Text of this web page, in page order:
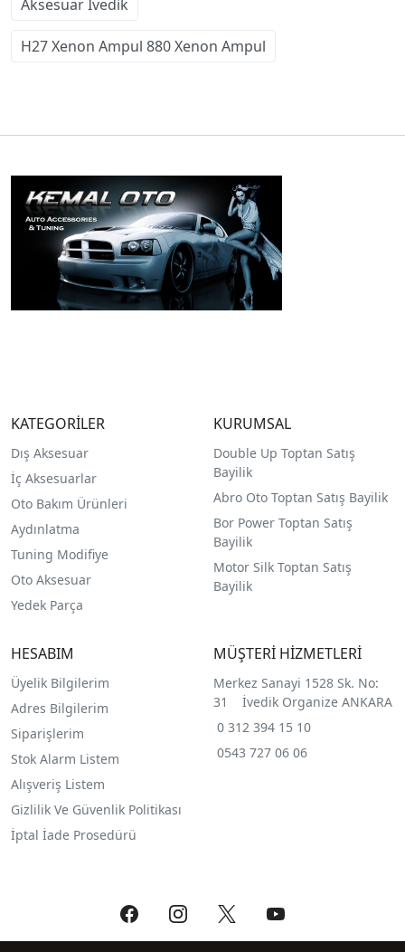
Aksesuar İvedik
H27 Xenon Ampul 880 Xenon Ampul
KATEGORİLER
Dış Aksesuar
İç Aksesuarlar
Oto Bakım Ürünleri
Aydınlatma
Tuning Modifiye
Oto Aksesuar
Yedek Parça
KURUMSAL
Double Up Toptan Satış
Bayilik
Abro Oto Toptan Satış Bayilik
Bor Power Toptan Satış
Bayilik
Motor Silk Toptan Satış
Bayilik
HESABIM
Üyelik Bilgilerim
Adres Bilgilerim
Siparişlerim
Stok Alarm Listem
Alışveriş Listem
Gizlilik Ve Güvenlik Politikası
İptal İade Prosedürü
MÜŞTERİ HİZMETLERİ
Merkez Sanayi 1528 Sk. No:
31 İvedik Organize ANKARA
0 312 394 15 10
0543 727 06 06